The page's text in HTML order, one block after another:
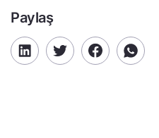
Paylaş